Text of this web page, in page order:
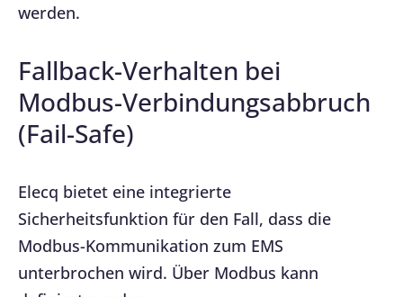
werden.
Fallback-Verhalten bei
Modbus-Verbindungsabbruch
(Fail-Safe)
Elecq bietet eine integrierte
Sicherheitsfunktion für den Fall, dass die
Modbus-Kommunikation zum EMS
unterbrochen wird. Über Modbus kann